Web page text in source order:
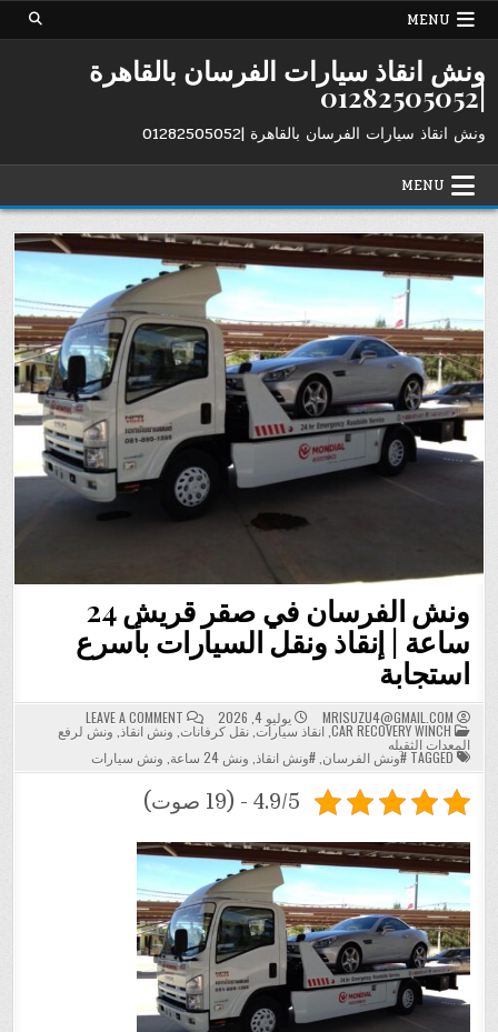
Skip
MENU
ونش انقاذ سيارات الفرسان بالقاهرة
|01282505052
ونش انقاذ سيارات الفرسان بالقاهرة |01282505052
MENU
ونش الفرسان في صقر قريش 24
ساعة | إنقاذ ونقل السيارات بأسرع
استجابة
MRISUZU4@GMAIL.COM يوليو 4, 2026 LEAVE A COMMENT
ON
ونش
الفرسان
صقر
POSTED
IN
CAR RECOVERY WINCH
,انقاذ سيارات,نقل كرفانات ونش انقاذ ونش لرفع
المعدات الثقيله
#ونش الفرسان ,#ونش انقاذ ونش 24 ساعة ونش سيارات
4.9/5 - (19 صوت)